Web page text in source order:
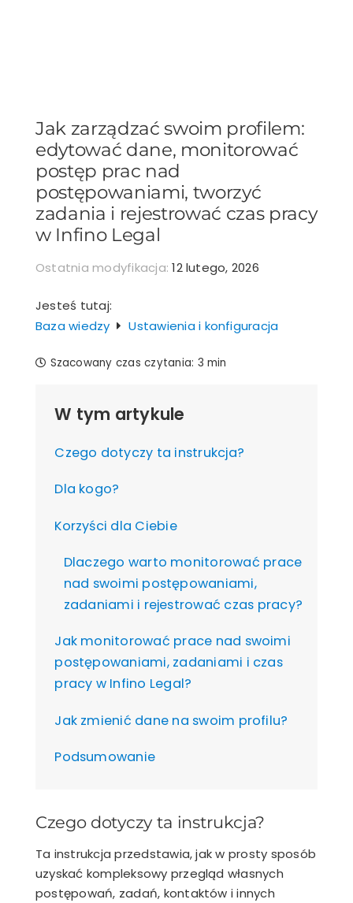
Jak zarządzać swoim profilem:
edytować dane, monitorować
postęp prac nad
postępowaniami, tworzyć
zadania i rejestrować czas pracy
w Infino Legal
Ostatnia modyfikacja:12 lutego, 2026
Jesteś tutaj:
Baza wiedzy
Ustawienia i konfiguracja
Szacowany czas czytania: 3 min
W tym artykule
Czego dotyczy ta instrukcja?
Dla kogo?
Korzyści dla Ciebie
Dlaczego warto monitorować prace
nad swoimi postępowaniami,
zadaniami i rejestrować czas pracy?
Jak monitorować prace nad swoimi
postępowaniami, zadaniami i czas
pracy w Infino Legal?
Jak zmienić dane na swoim profilu?
Podsumowanie
Czego dotyczy ta instrukcja?
Ta instrukcja przedstawia, jak w prosty sposób
uzyskać kompleksowy przegląd własnych
postępowań, zadań, kontaktów i innych